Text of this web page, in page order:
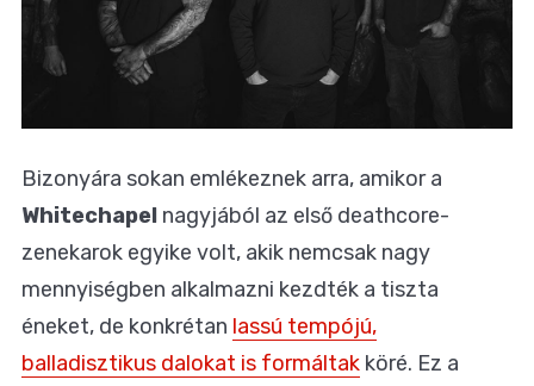
Bizonyára sokan emlékeznek arra, amikor a
Whitechapel nagyjából az első deathcore-
zenekarok egyike volt, akik nemcsak nagy
mennyiségben alkalmazni kezdték a tiszta
éneket, de konkrétan lassú tempójú,
balladisztikus dalokat is formáltak köré. Ez a